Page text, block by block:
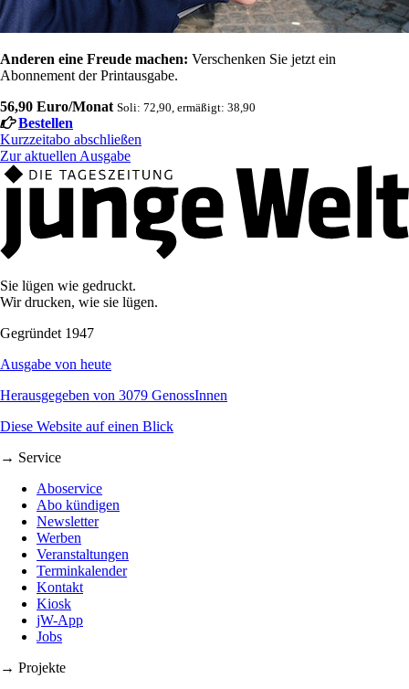
Anderen eine Freude machen: Verschenken Sie jetzt ein
Abonnement der Printausgabe.
56,90 Euro/Monat Soli: 72,90, ermäßigt: 38,90
Bestellen
Kurzzeitabo abschließen
Zur aktuellen Ausgabe
Sie lügen wie gedruckt.
Wir drucken, wie sie lügen.
Gegründet 1947
Ausgabe von heute
Herausgegeben von 3079 GenossInnen
Diese Website auf einen Blick
→ Service
Aboservice
Abo kündigen
Newsletter
Werben
Veranstaltungen
Terminkalender
Kontakt
Kiosk
jW-App
Jobs
→ Projekte